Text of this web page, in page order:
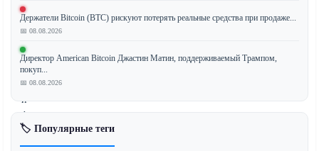
новые
функции,
на
повышение
эффективности
и
функциональности
сети.
Однако
Держатели Bitcoin (BTC) рискуют потерять реальные средства при продаже...
📅 08.08.2026
Директор American Bitcoin Джастин Матин, поддерживаемый Трампом,
покуп...
📅 08.08.2026
🏷️ Популярные теги